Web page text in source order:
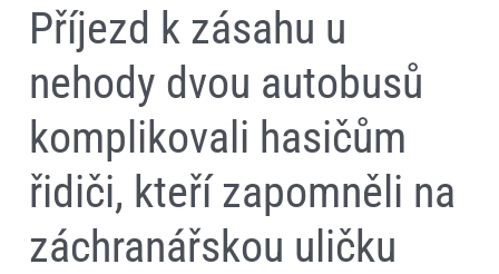
Příjezd k zásahu u
nehody dvou autobusů
komplikovali hasičům
řidiči, kteří zapomněli na
záchranářskou uličku